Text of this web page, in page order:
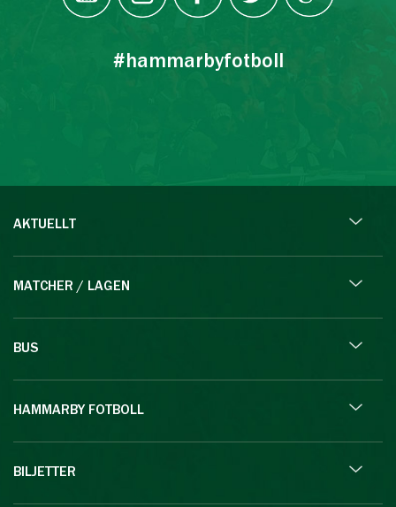
#hammarbyfotboll
AKTUELLT
MATCHER / LAGEN
BUS
HAMMARBY FOTBOLL
BILJETTER